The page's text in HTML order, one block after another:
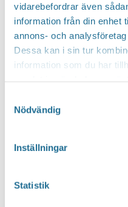
vidarebefordrar även
information från din enhet
annons- och
Dessa kan i sin tur
information som du har
Nödvändig
Inställningar
Statistik
Hittar du inte
Sök här...
You can translate
the translation is